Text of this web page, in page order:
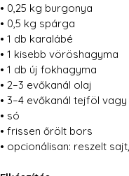
• 0,25 kg burgonya
• 0,5 kg spárga
• 1 db karalábé
• 1 kisebb vöröshagyma
• 1 db új fokhagyma
• 2–3 evőkanál olaj
• 3–4 evőkanál tejföl
• só
• frissen őrölt bors
• opcionálisan: reszelt